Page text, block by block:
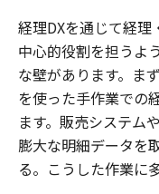
経理DXを通じて経
中心的役割を担うよ
な壁があります。ま
を使った手作業での
ます。販売システム
膨大な明細データを
る。こうした作業に